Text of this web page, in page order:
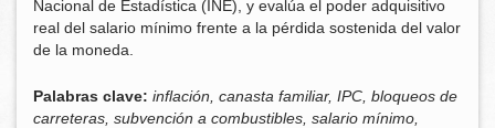
Nacional de Estadística (INE), y evalúa el poder adquisitivo
real del salario mínimo frente a la pérdida sostenida del valor
de la moneda.
Palabras clave: inflación, canasta familiar, IPC, bloqueos de
carreteras, subvención a combustibles, salario mínimo,